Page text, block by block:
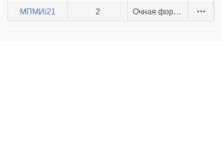
МПМИi21 2 Очная форма